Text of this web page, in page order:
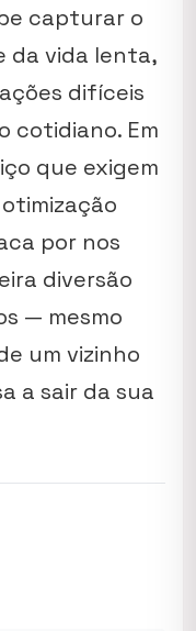
capturar o
da vida lenta,
difíceis
cotidiano. Em
que exigem
por nos
diversão
— mesmo
um vizinho
a sair da sua